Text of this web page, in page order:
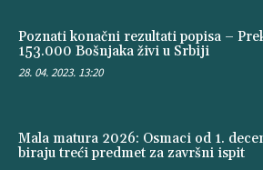
Poznati konačni rezultati popisa –
153.000 Bošnjaka živi u Srbiji
28. 04. 2023. 13:20
Mala matura 2026: Osmaci od 1.
biraju treći predmet za završni ispit